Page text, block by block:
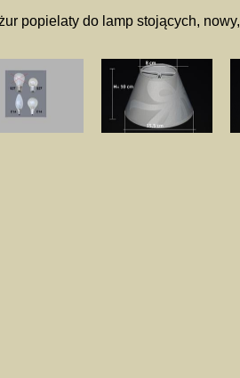
popielaty do lamp stojących, nowy,